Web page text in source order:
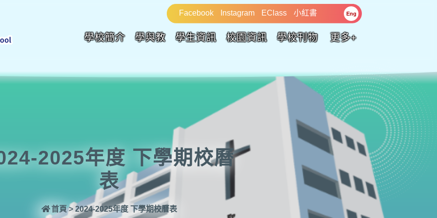
Facebook Instagram EClass 小紅書 Eng
學校簡介 學與教 學生資訊 校園資訊 學校刊物 更多+
2025年度 下學期校曆
表
首頁 > 2024-2025年度 下學期校曆表